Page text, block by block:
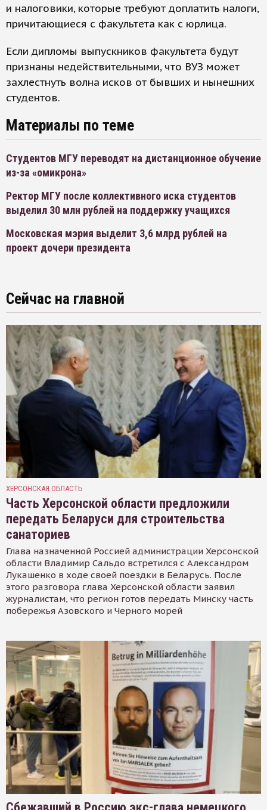
и налоговики, которые требуют доплатить налоги,
причитающиеся с факультета как с юрлица.
Если дипломы выпускников факультета будут
признаны недействительными, что ВУЗ может
захлестнуть волна исков от бывших и нынешних
студентов.
Материалы по теме
Студентов МГУ переводят на дистанционное обучение
из-за «омикрона»
Ректор МГУ после коллективного иска студентов
выделил 30 млн рублей на поддержку учащихся
Московская мэрия выделит 3,6 млрд рублей на
проект дочери президента
Сейчас на главной
ХЕРСОНСКАЯ ОБЛАСТЬ
Часть Херсонской области предложили
передать Беларуси для строительства
санаториев
Глава назначенной Россией администрации Херсонской
области Владимир Сальдо встретился с Александром
Лукашенко в ходе своей поездки в Беларусь. После
этого разговора глава Херсонской области заявил
журналистам, что регион готов передать Минску часть
побережья Азовского и Черного морей